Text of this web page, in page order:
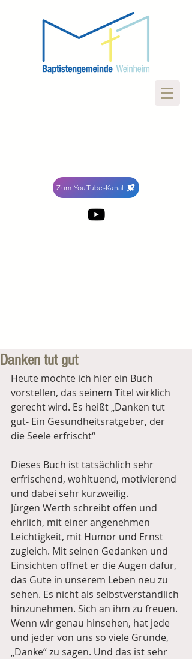
Zum YouTube-Kanal
Danken tut gut
Heute möchte ich hier ein Buch
vorstellen, das seinem Titel wirklich
gerecht wird. Es heißt „Danken tut
gut- Ein Gesundheitsratgeber, der
die Seele erfrischt“
Dieses Buch ist tatsächlich sehr
erfrischend, wohltuend, motivierend
und dabei sehr kurzweilig.
Jürgen Werth schreibt offen und
ehrlich, mit einer angenehmen
Leichtigkeit, mit Humor und Ernst
zugleich. Mit seinen Gedanken und
Einsichten öffnet er die Augen dafür,
das Gute in unserem Leben neu zu
sehen. Es nicht als selbstverständlich
hinzunehmen. Sich an ihm zu freuen.
Wenn wir genau hinsehen, hat jede
und jeder von uns so viele Gründe,
„Danke“ zu sagen. Und das ist sehr